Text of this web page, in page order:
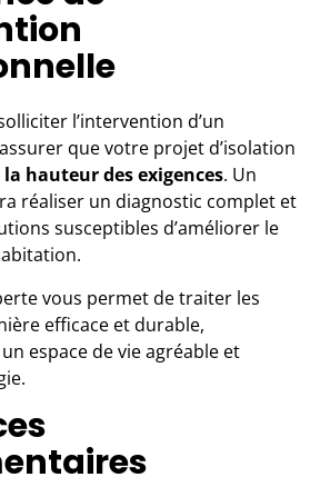
l’intervention d’un
que votre projet d’isolation
la hauteur des exigences. Un
réaliser un diagnostic complet et
susceptibles d’améliorer le
vous permet de traiter les
efficace et durable,
espace de vie agréable et